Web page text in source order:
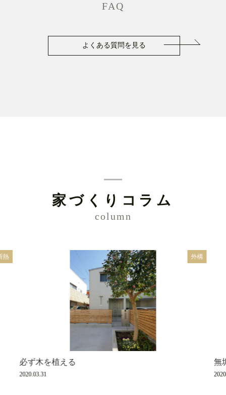
FAQ
よくある質問を見る
家づくりコラム
column
熱 外構
必ず木を植える
2020.03.31
無